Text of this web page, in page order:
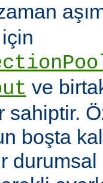
ve
sahiptir.
boşta